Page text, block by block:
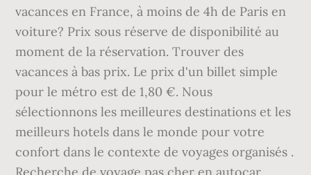
vacances en France, à moins de 4h de Paris en
voiture? Prix sous réserve de disponibilité au
moment de la réservation. Trouver des
vacances à bas prix. Le prix d'un billet simple
pour le métro est de 1,80 €. Nous
sélectionnons les meilleures destinations et les
meilleurs hotels dans le monde pour votre
confort dans le contexte de voyages organisés .